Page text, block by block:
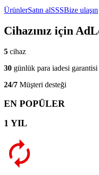
ÜrünlerSatın alSSSBize ulaşın
Cihazınız için
5 cihaz
30 günlük para iadesi garantisi
24/7 Müşteri desteği
EN POPÜLER
1 YIL